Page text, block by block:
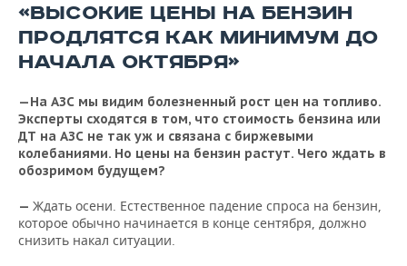
«ВЫСОКИЕ ЦЕНЫ НА БЕНЗИН
ПРОДЛЯТСЯ КАК МИНИМУМ ДО
НАЧАЛА ОКТЯБРЯ»
—На АЗС мы видим болезненный рост цен на топливо.
Эксперты сходятся в том, что стоимость бензина или
ДТ на АЗС не так уж и связана с биржевыми
колебаниями. Но цены на бензин растут. Чего ждать в
обозримом будущем?
— Ждать осени. Естественное падение спроса на бензин,
которое обычно начинается в конце сентября, должно
снизить накал ситуации.